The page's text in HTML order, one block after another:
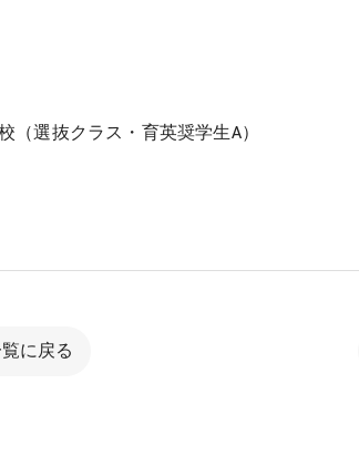
選抜クラス・育英奨学生A）
に戻る